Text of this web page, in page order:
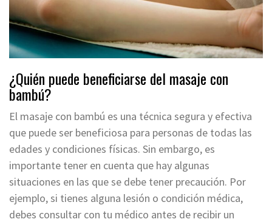
¿Quién puede beneficiarse del masaje con
bambú?
El masaje con bambú es una técnica segura y efectiva
que puede ser beneficiosa para personas de todas las
edades y condiciones físicas. Sin embargo, es
importante tener en cuenta que hay algunas
situaciones en las que se debe tener precaución. Por
ejemplo, si tienes alguna lesión o condición médica,
debes consultar con tu médico antes de recibir un